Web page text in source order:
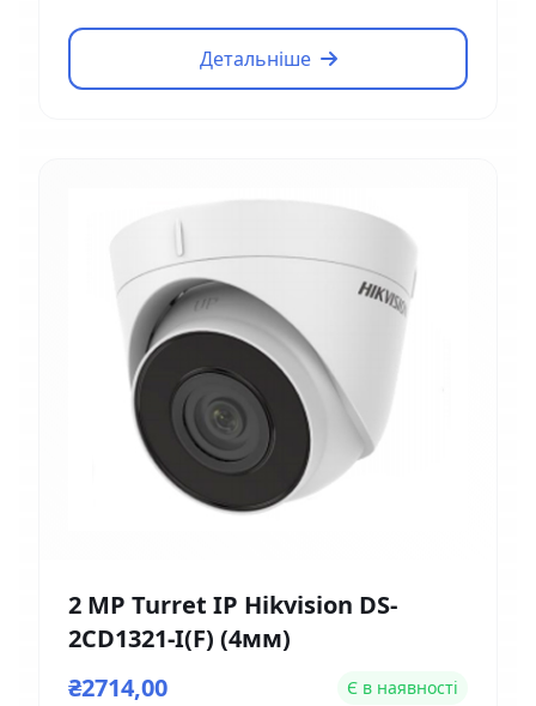
Детальніше
2 MP Turret IP Hikvision DS-
2CD1321-I(F) (4мм)
₴2714,00
Є в наявності